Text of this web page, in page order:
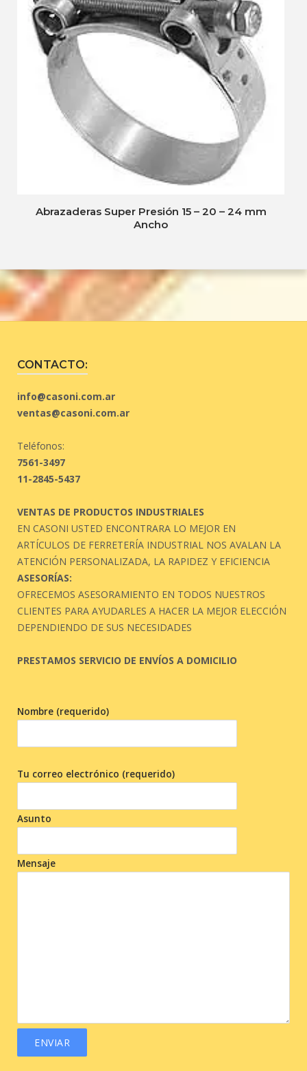
Abrazaderas Super Presión 15 – 20 – 24 mm
Ancho
CONTACTO:
info@casoni.com.ar
ventas@casoni.com.ar
Teléfonos:
7561-3497
11-2845-5437
VENTAS DE PRODUCTOS INDUSTRIALES
EN CASONI USTED ENCONTRARA LO MEJOR EN
ARTÍCULOS DE FERRETERÍA INDUSTRIAL NOS AVALAN LA
ATENCIÓN PERSONALIZADA, LA RAPIDEZ Y EFICIENCIA
ASESORÍAS:
OFRECEMOS ASESORAMIENTO EN TODOS NUESTROS
CLIENTES PARA AYUDARLES A HACER LA MEJOR ELECCIÓN
DEPENDIENDO DE SUS NECESIDADES
PRESTAMOS SERVICIO DE ENVÍOS A DOMICILIO
Nombre (requerido)
Tu correo electrónico (requerido)
Asunto
Mensaje